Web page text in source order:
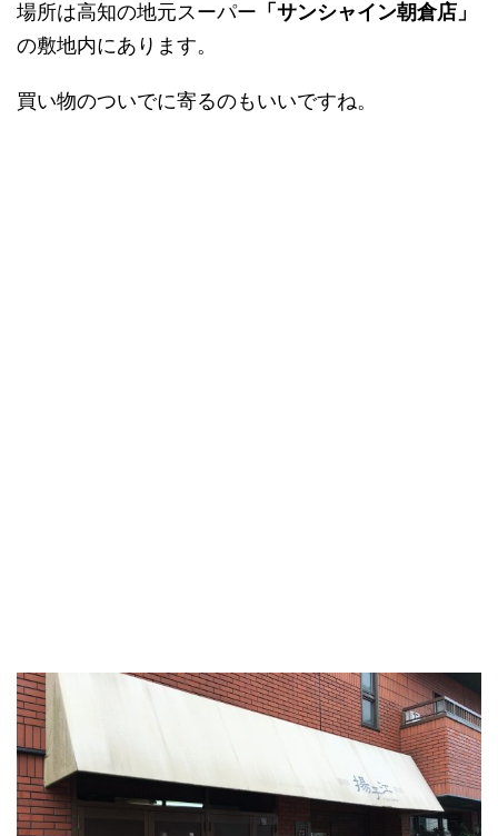
場所は高知の地元スーパー 「サンシャイン朝倉店」
の敷地内にあります。
買い物のついでに寄るのもいいですね。